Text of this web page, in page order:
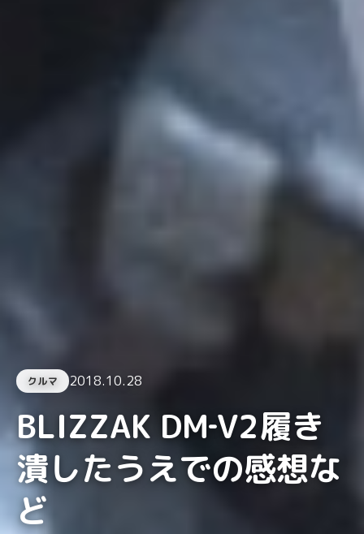
クルマ 2018.10.28
BLIZZAK DM‐V2履き
潰したうえでの感想な
ど